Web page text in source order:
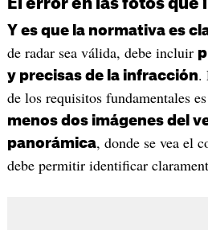
El error en las fotos que
Y es que la normativa es
de radar sea válida, debe incluir
y precisas de la infracción.
de los requisitos fundamentales
menos dos imágenes del
panorámica, donde se vea el
debe permitir identificar